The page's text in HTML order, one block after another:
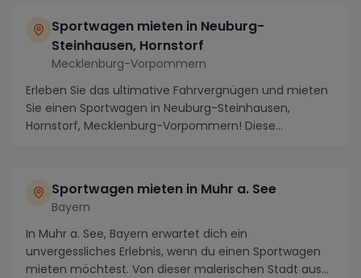
Sportwagen mieten in Neuburg-
Steinhausen, Hornstorf
Mecklenburg-Vorpommern
Erleben Sie das ultimative Fahrvergnügen und mieten
Sie einen Sportwagen in Neuburg-Steinhausen,
Hornstorf, Mecklenburg-Vorpommern! Diese
Sportwagen mieten in Muhr a. See
Bayern
In Muhr a. See, Bayern erwartet dich ein
unvergessliches Erlebnis, wenn du einen Sportwagen
mieten möchtest. Von dieser malerischen Stadt aus